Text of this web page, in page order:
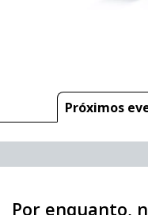
Próximos
Por enquanto,